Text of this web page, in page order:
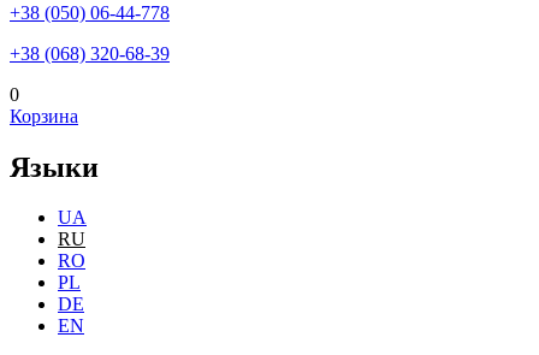
+38 (050) 06-44-778
+38 (068) 320-68-39
0
Корзина
Языки
UA
RU
RO
PL
DE
EN